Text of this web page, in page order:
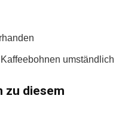
umständlich
zu diesem